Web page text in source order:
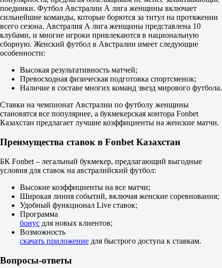
М
1.5
2.10
1.65
Квинсленд. Премьер-лига
1
Ипсвич Сити
Сегодня в 09:00
1.28
5.40
1X
X2
1.04
3.10
Фора
1.80
Тотал
поединки. Футбол Австралии А лига женщины включает
сильнейшие команды, которые борются за титул на протяжении
всего сезона. Австралия А лига женщины представлена 10
клубами, и многие игроки привлекаются в национальную
сборную. Женский футбол в Австралии имеет следующие
особенности:
Высокая результативность матчей;
Превосходная физическая подготовка спортсменок;
Наличие в составе многих команд звезд мирового футбола.
Ставки на чемпионат Австралии по футболу женщины
становятся все популярнее, а букмекерская контора Fonbet
Казахстан предлагает лучшие коэффициенты на женские матчи.
Преимущества ставок в Fonbet Казахстан
БК Fonbet – легальный букмекер, предлагающий выгодные
условия для ставок на австралийский футбол:
Высокие коэффициенты на все матчи;
Широкая линия событий, включая женские соревнования;
Удобный функционал Live ставок;
Программа
бонус для новых клиентов;
Возможность
скачать приложение для быстрого доступа к ставкам.
Вопросы-ответы